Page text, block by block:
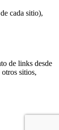
cada sitio),
de links desde
sitios,